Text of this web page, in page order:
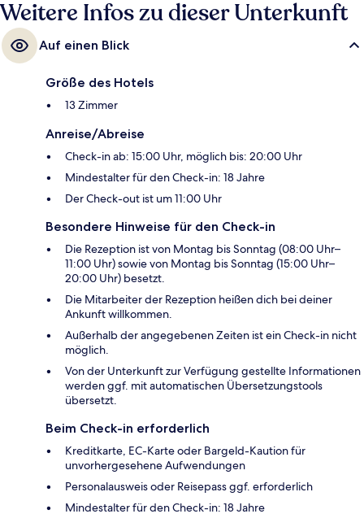
Weitere Infos zu dieser Unterkunft
Auf einen Blick
Größe des Hotels
13 Zimmer
Anreise/Abreise
Check-in ab: 15:00 Uhr, möglich bis: 20:00 Uhr
Mindestalter für den Check-in: 18 Jahre
Der Check-out ist um 11:00 Uhr
Besondere Hinweise für den Check-in
Die Rezeption ist von Montag bis Sonntag (08:00 Uhr–
11:00 Uhr) sowie von Montag bis Sonntag (15:00 Uhr–
20:00 Uhr) besetzt.
Die Mitarbeiter der Rezeption heißen dich bei deiner
Ankunft willkommen.
Außerhalb der angegebenen Zeiten ist ein Check-in nicht
möglich.
Von der Unterkunft zur Verfügung gestellte Informationen
werden ggf. mit automatischen Übersetzungstools
übersetzt.
Beim Check-in erforderlich
Kreditkarte, EC-Karte oder Bargeld-Kaution für
unvorhergesehene Aufwendungen
Personalausweis oder Reisepass ggf. erforderlich
Mindestalter für den Check-in: 18 Jahre